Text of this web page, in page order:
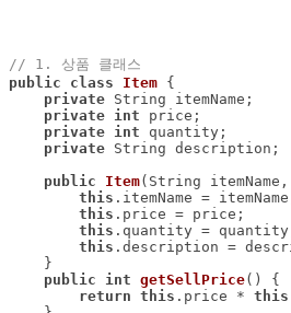
// 1. 상품 클래스
public
class Item
private
private int
private int
private
public
Item(String itemName,
this
this
this
this
public
int getSellPrice()
return this .price * this